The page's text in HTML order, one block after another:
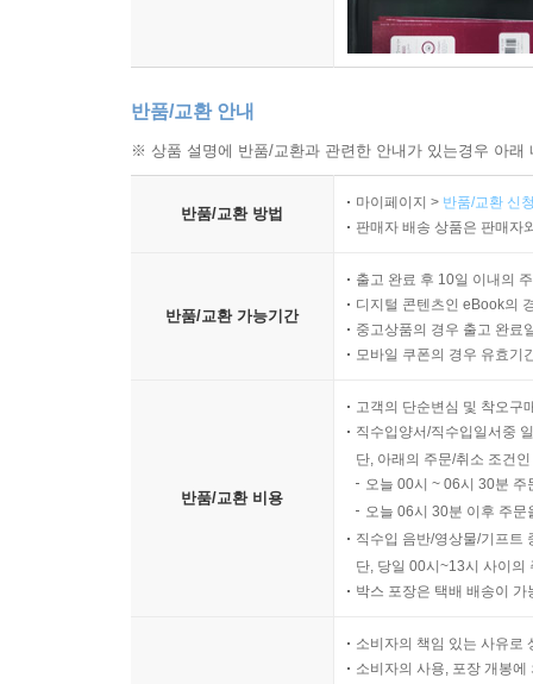
반품/교환 안내
※ 상품 설명에 반품/교환과 관련한 안내가 있는경우 아
반품/교환 방법
마이페이지 > 반품/교환 신
판매자 배송 상품은 판매자
반품/교환 가능기간
출고 완료 후 10일 이내의
디지털 콘텐츠인 eBook의
중고상품의 경우 출고 완료
모바일 쿠폰의 경우 유효기
반품/교환 비용
고객의 단순변심 및 착오구
직수입양서/직수입일서중
단, 아래의 주문/취소 조건
오늘 00시 ~ 06시 30분
오늘 06시 30분 이후 주
직수입 음반/영상물/기프트
단, 당일 00시~13시 사이의
박스 포장은 택배 배송이
소비자의 책임 있는 사유로
소비자의 사용, 포장 개봉